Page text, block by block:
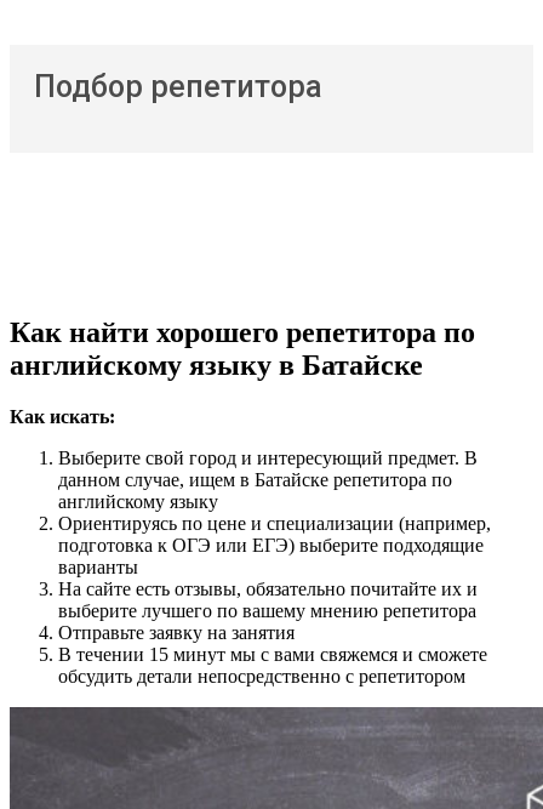
Подбор репетитора
Как найти хорошего репетитора по
английскому языку в Батайске
Как искать:
Выберите свой город и интересующий предмет. В
данном случае, ищем в Батайске репетитора по
английскому языку
Ориентируясь по цене и специализации (например,
подготовка к ОГЭ или ЕГЭ) выберите подходящие
варианты
На сайте есть отзывы, обязательно почитайте их и
выберите лучшего по вашему мнению репетитора
Отправьте заявку на занятия
В течении 15 минут мы с вами свяжемся и сможете
обсудить детали непосредственно с репетитором